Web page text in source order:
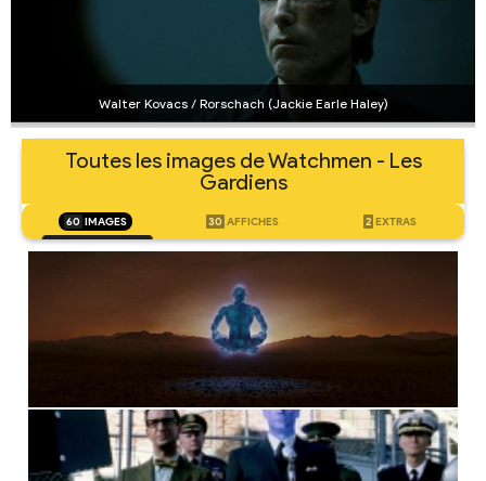
Walter Kovacs / Rorschach (Jackie Earle Haley)
Toutes les images de Watchmen - Les
Gardiens
60 IMAGES 30 AFFICHES 2 EXTRAS